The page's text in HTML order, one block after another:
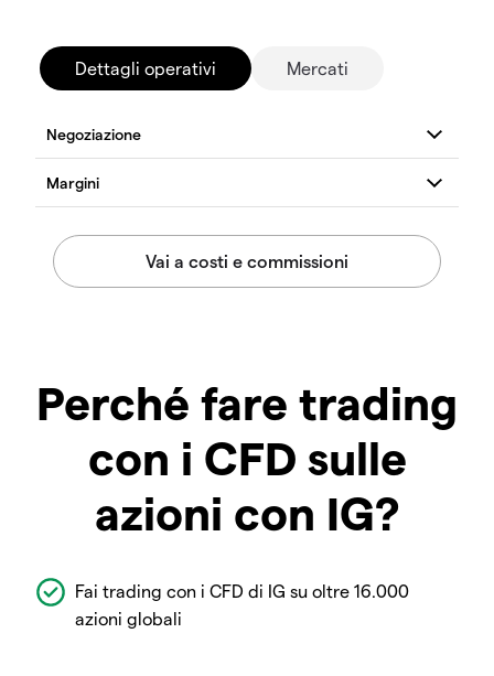
Dettagli operativi Mercati
Perché fare trading
con i CFD sulle
azioni con IG?
Fai trading con i CFD di IG su oltre 16.000
azioni globali